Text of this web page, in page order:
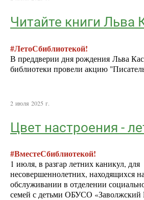
Читайте книги Льва
#ЛетоСбиблиотекой!
В преддверии дня рождения Льва
библиотеки провели акцию
2 июля 2025 г.
Цвет настроения -
#ВместеСбиблиотекой!
1 июля, в разгар летних каникул, для
несовершеннолетних, находящихся
обслуживании в отделении
семей с детьми ОБУСО